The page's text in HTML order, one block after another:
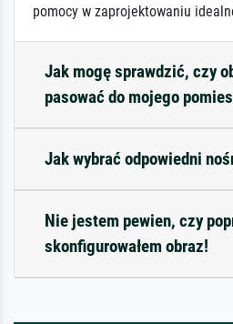
pomocy w zaprojektowaniu
Jak mogę sprawdzić, czy
pasować do mojego
Jak wybrać odpowiedni
Nie jestem pewien, czy
skonfigurowałem obraz!